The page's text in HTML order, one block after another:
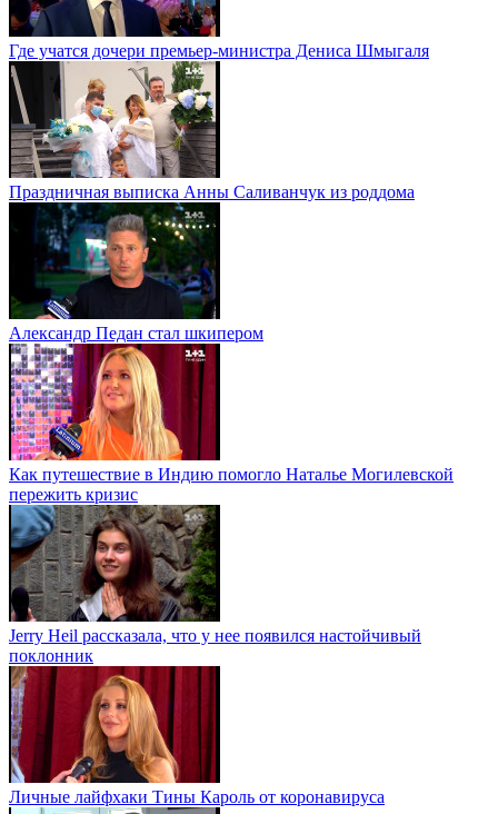
Где учатся дочери премьер-министра Дениса Шмыгаля
Праздничная выписка Анны Саливанчук из роддома
Александр Педан стал шкипером
Как путешествие в Индию помогло Наталье Могилевской
пережить кризис
Jerry Heil рассказала, что у нее появился настойчивый
поклонник
Личные лайфхаки Тины Кароль от коронавируса